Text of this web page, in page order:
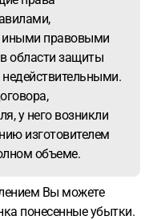
иными правовыми
области защиты
недействительными.
у него возникли
изготовителем
объеме.
Вы можете
понесенные убытки.